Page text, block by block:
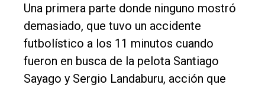
Deportes
Fúnebres
Edición
Empresa
Una primera parte donde ninguno mostró
demasiado, que tuvo un accidente
futbolístico a los 11 minutos cuando
fueron en busca de la pelota Santiago
Sayago y Sergio Landaburu, acción que